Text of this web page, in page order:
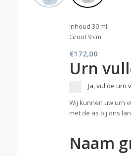
inhoud 30 ml.
Groot 9 cm
€172,00
Urn
Ja, vul de urn
Wij kunnen uw urn
met de as bij ons
Naam